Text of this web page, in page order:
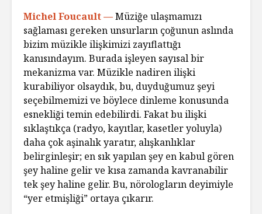
Michel Foucault —Müziğe ulaşmamızı
sağlaması gereken unsurların çoğunun aslında
bizim müzikle ilişkimizi zayıflattığı
kanısındayım. Burada işleyen sayısal bir
mekanizma var. Müzikle nadiren ilişki
kurabiliyor olsaydık, bu, duyduğumuz şeyi
seçebilmemizi ve böylece dinleme konusunda
esnekliği temin edebilirdi. Fakat bu ilişki
sıklaştıkça (radyo, kayıtlar, kasetler yoluyla)
daha çok aşinalık yaratır, alışkanlıklar
belirginleşir; en sık yapılan şey en kabul gören
şey haline gelir ve kısa zamanda kavranabilir
tek şey haline gelir. Bu, nörologların deyimiyle
“yer etmişliği” ortaya çıkarır.